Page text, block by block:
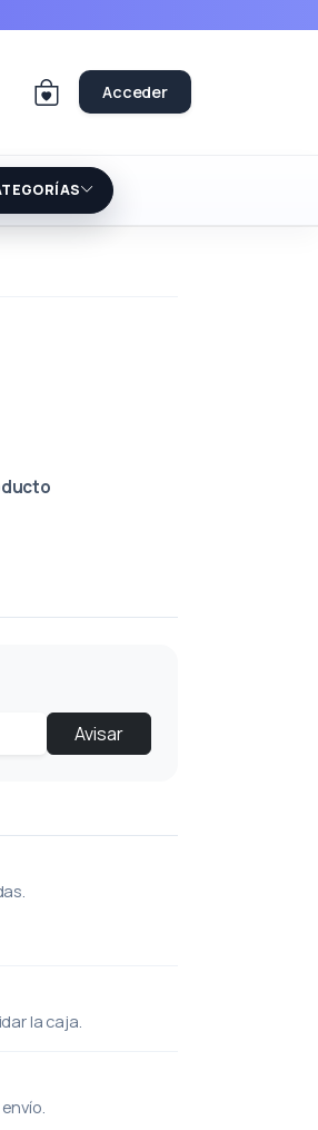
Acceder
Avisar
la caja.